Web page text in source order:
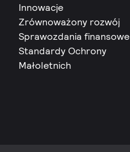
Innowacje
Zrównoważony rozwój
Sprawozdania finansowe
Standardy Ochrony
Małoletnich